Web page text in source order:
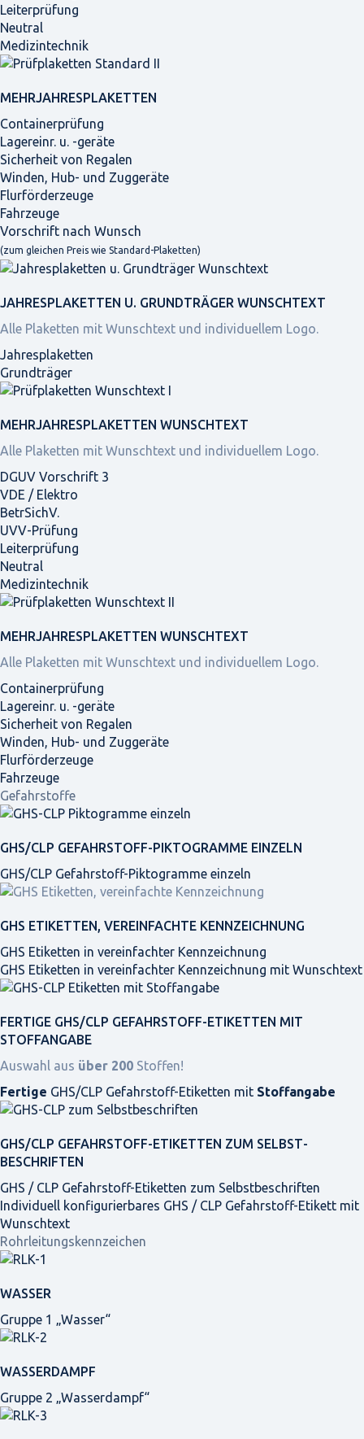
Leiterprüfung
Neutral
Medizintechnik
MEHRJAHRES­PLAKETTEN
Containerprüfung
Lagereinr. u. -geräte
Sicherheit von Regalen
Winden, Hub- und Zuggeräte
Flurförderzeuge
Fahrzeuge
Vorschrift nach Wunsch
(zum gleichen Preis wie Standard-Plaketten)
JAHRES­PLAKETTEN U. GRUNDTRÄGER WUNSCHTEXT
Alle Plaketten mit Wunschtext und individuellem Logo.
Jahresplaketten
Grundträger
MEHRJAHRES­PLAKETTEN WUNSCHTEXT
Alle Plaketten mit Wunschtext und individuellem Logo.
DGUV Vorschrift 3
VDE / Elektro
BetrSichV.
UVV-Prüfung
Leiterprüfung
Neutral
Medizintechnik
MEHRJAHRES­PLAKETTEN WUNSCHTEXT
Alle Plaketten mit Wunschtext und individuellem Logo.
Containerprüfung
Lagereinr. u. -geräte
Sicherheit von Regalen
Winden, Hub- und Zuggeräte
Flurförderzeuge
Fahrzeuge
Gefahrstoffe
GHS/CLP GEFAHRSTOFF-PIKTOGRAMME EINZELN
GHS/CLP Gefahrstoff-Piktogramme einzeln
GHS ETIKETTEN, VEREINFACHTE KENNZEICHNUNG
GHS Etiketten in vereinfachter Kennzeichnung
GHS Etiketten in vereinfachter Kennzeichnung mit Wunschtext
FERTIGE GHS/CLP GEFAHRSTOFF-ETIKETTEN MIT
STOFFANGABE
Auswahl aus über 200 Stoffen!
Fertige GHS/CLP Gefahrstoff-Etiketten mit Stoffangabe
GHS/CLP GEFAHRSTOFF-ETIKETTEN ZUM SELBST­
BESCHRIFTEN
GHS / CLP Gefahrstoff-Etiketten zum Selbstbeschriften
Individuell konfigurierbares GHS / CLP Gefahrstoff-Etikett mit
Wunschtext
Rohrleitungskennzeichen
WASSER
Gruppe 1 „Wasser“
WASSERDAMPF
Gruppe 2 „Wasserdampf“